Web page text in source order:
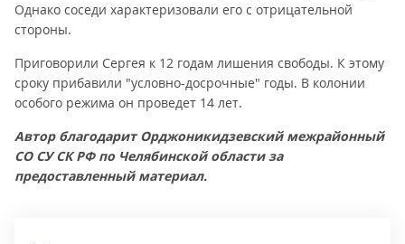
Однако соседи характеризовали его с отрицательной
стороны.
Приговорили Сергея к 12 годам лишения свободы. К этому
сроку прибавили "условно-досрочные" годы. В колонии
особого режима он проведет 14 лет.
Автор благодарит Орджоникидзевский межрайонный
СО СУ СК РФ по Челябинской области за
предоставленный материал.